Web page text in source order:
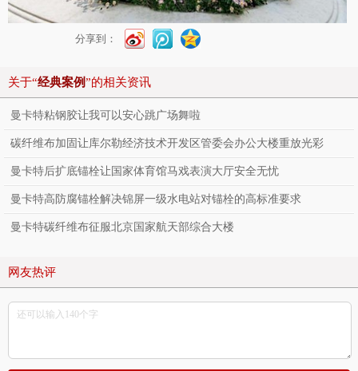
分享到：
关于“经典案例”的相关资讯
曼卡特粘钢胶让我可以安心跳广场舞啦
碳纤维布加固让库尔勒经济技术开发区管委会办公大楼重放光彩
曼卡特后扩底锚栓让国家体育馆马戏表演大厅安全无忧
曼卡特高防腐锚栓解决锦屏一级水电站对锚栓的高标准要求
曼卡特碳纤维布征服北京国家航天部综合大楼
网友热评